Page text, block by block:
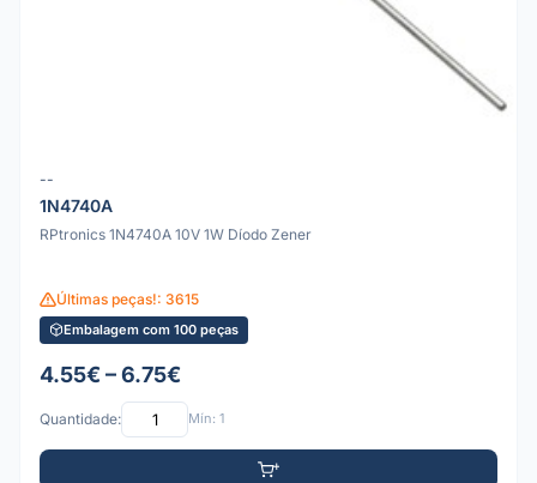
--
1N4740A
RPtronics 1N4740A 10V 1W Díodo Zener
Últimas peças!: 3615
Embalagem com 100 peças
4.55€ – 6.75€
Quantidade: Mín: 1